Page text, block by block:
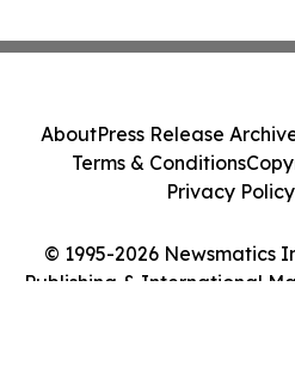
© 1995-2026 Newsmatics
Publishing & International
AboutPress Release
Terms & Conditions
Privacy Policy